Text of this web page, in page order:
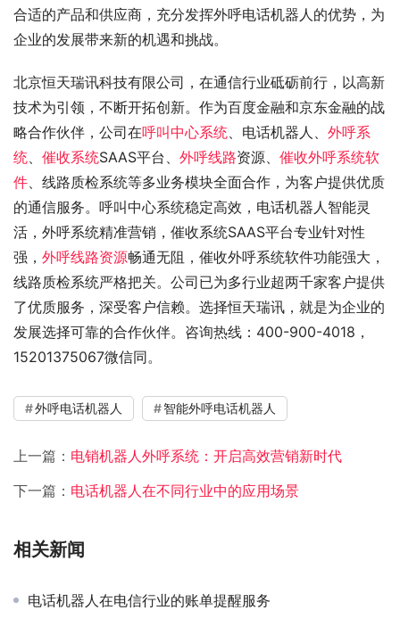
合适的产品和供应商，充分发挥外呼电话机器人的优势，为
企业的发展带来新的机遇和挑战。
北京恒天瑞讯科技有限公司，在通信行业砥砺前行，以高新
技术为引领，不断开拓创新。作为百度金融和京东金融的战
略合作伙伴，公司在呼叫中心系统、电话机器人、 外呼系
统、 催收系统SAAS平台、 外呼线路资源、 催收外呼系统软
件、线路质检系统等多业务模块全面合作，为客户提供优质
的通信服务。呼叫中心系统稳定高效，电话机器人智能灵
活，外呼系统精准营销，催收系统SAAS平台专业针对性
强， 外呼线路资源畅通无阻，催收外呼系统软件功能强大，
线路质检系统严格把关。公司已为多行业超两千家客户提供
了优质服务，深受客户信赖。选择恒天瑞讯，就是为企业的
发展选择可靠的合作伙伴。咨询热线：400-900-4018，
15201375067微信同。
外呼电话机器人 智能外呼电话机器人
上一篇： 电销机器人外呼系统：开启高效营销新时代
下一篇： 电话机器人在不同行业中的应用场景
相关新闻
电话机器人在电信行业的账单提醒服务